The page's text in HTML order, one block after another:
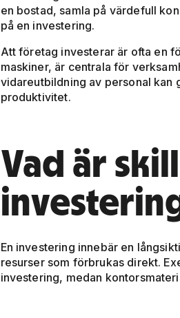
en bostad, samla på värdefull
på en investering.
Att företag investerar är ofta en
maskiner, är centrala för
vidareutbildning av personal
produktivitet.
Vad är
En investering innebär en
resurser som förbrukas direkt.
investering, medan